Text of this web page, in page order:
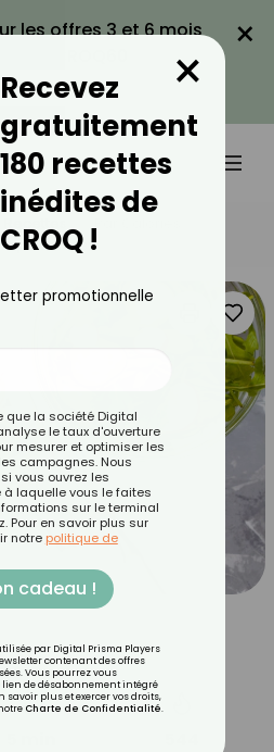
les offres 3 et 6 mois
LA PROMO
×
Par Calories
Libanais
Recevez
gratuitement
180 recettes
inédites de
CROQ !
×
promotionnelle
que la société Digital
le taux d'ouverture
mesurer et optimiser les
campagnes. Nous
vous ouvrez les
à laquelle vous le faites
sur le terminal
Pour en savoir plus sur
notre politique de
cadeau !
par Digital Prisma Players
contenant des offres
Vous pourrez vous
de désabonnement intégré
savoir plus et exercer vos droits,
Charte de Confidentialité.